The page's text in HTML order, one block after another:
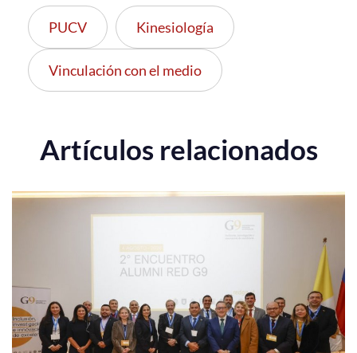
PUCV Kinesiología
Vinculación con el medio
Artículos relacionados